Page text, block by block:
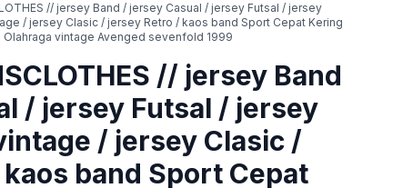
// jersey Band / jersey Casual / jersey Futsal / jersey
/ jersey Clasic / jersey Retro / kaos band Sport Cepat Kering
Olahraga vintage Avenged sevenfold 1999
// jersey Band
/ jersey Futsal / jersey
/ jersey Clasic /
band Sport Cepat